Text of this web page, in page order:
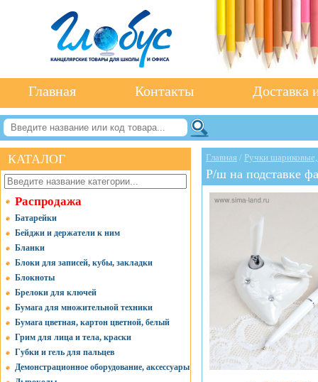
Главная Контакты Доставка
КАТАЛОГ
Распродажа
Батарейки
Бейджи и держатели к ним
Бланки
Блоки для записей, кубы, закладки
Блокноты
Брелоки для ключей
Бумага для множительной техники
Бумага цветная, картон цветной, белый
Грим для лица и тела, краски
Губки и гель для пальцев
Демонстрационное оборудование, аксессуары
Главная / Ручки
Р/ш на подставке